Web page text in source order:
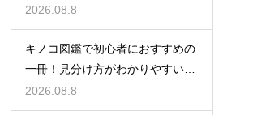
える場所
2026.08.8
キノコ図鑑で初心者におすすめの
一冊！見分け方がわかりやすい本
を厳選
2026.08.8